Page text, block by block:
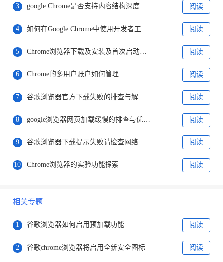
3 google Chrome是否支持内容结构深度访问行为融合模型 阅读
4 阅读
5 Chrome浏览器下载及安装及首次启动及安全优化 阅读
6 Chrome的多用户账户如何管理 阅读
7 谷歌浏览器官方下载失败的排查与解决技巧 阅读
8 google浏览器网页加载缓慢的排查与优化技巧 阅读
9 谷歌浏览器下载提示失败请检查网络如何处理 阅读
10 Chrome浏览器的实验功能探索 阅读
相关专题
1 谷歌浏览器如何启用预加载功能 阅读
2 谷歌chrome浏览器将启用全新安全图标 阅读